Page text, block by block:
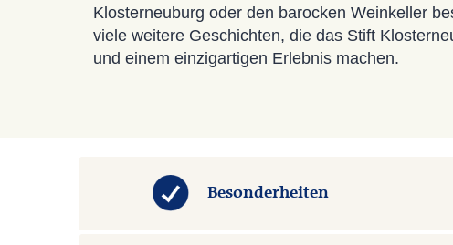
Klosterneuburg oder den barocken Weinkeller
viele weitere Geschichten, die das Stift
und einem einzigartigen Erlebnis machen.
Besonderheiten